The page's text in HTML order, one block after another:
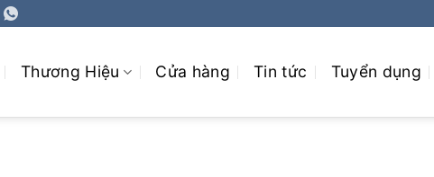
Thương Hiệu Cửa hàng Tin tức Tuyển dụng